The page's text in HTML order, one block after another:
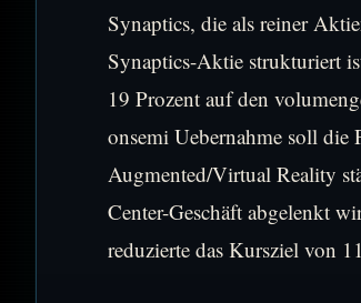
Synaptics, die als reiner
Synaptics-Aktie strukturiert
19 Prozent auf den
onsemi Uebernahme soll die
Augmented/Virtual Reality
Center-Geschäft abgelenkt
reduzierte das Kursziel von